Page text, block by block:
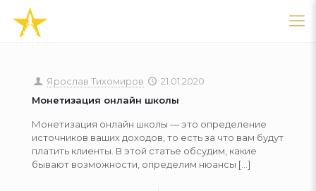
Ярослав Тихомиров
21.01.2020
Монетизация онлайн школы
Монетизация онлайн школы — это определение
источников ваших доходов, то есть за что вам будут
платить клиенты. В этой статье обсудим, какие
бывают возможности, определим нюансы […]